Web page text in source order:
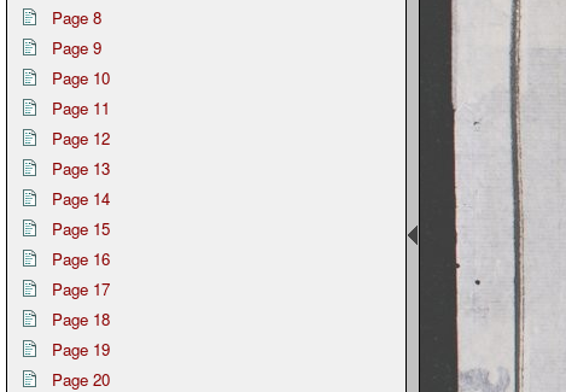
Page 8
Page 9
Page 10
Page 11
Page 12
Page 13
Page 14
Page 15
Page 16
Page 17
Page 18
Page 19
Page 20